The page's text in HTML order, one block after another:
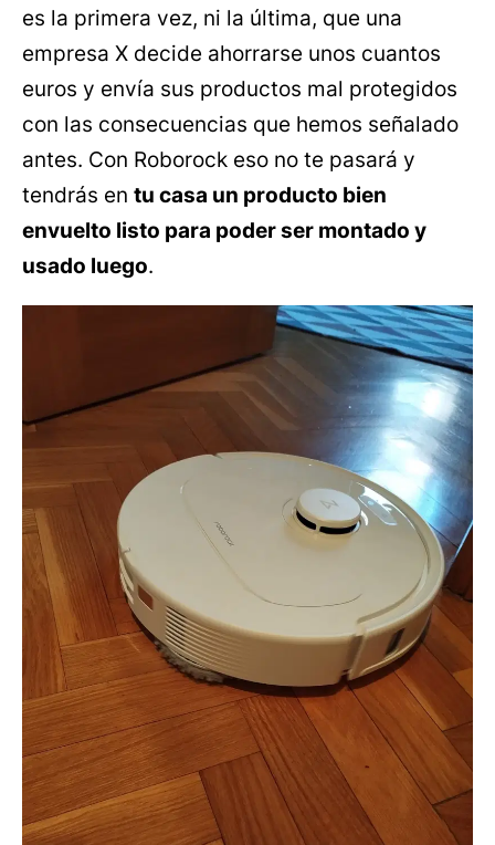
es la primera vez, ni la última, que una
empresa X decide ahorrarse unos cuantos
euros y envía sus productos mal protegidos
con las consecuencias que hemos señalado
antes. Con Roborock eso no te pasará y
tendrás en tu casa un producto bien
envuelto listo para poder ser montado y
usado luego.